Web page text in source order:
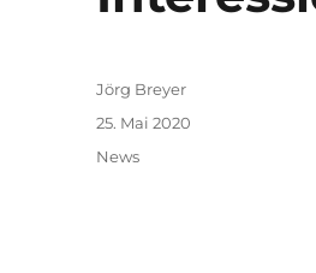
Autor
Jörg Breyer
Veröffentlicht
25. Mai 2020
Kategorien
News